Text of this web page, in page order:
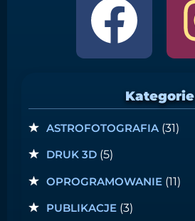
Kategorie
ASTROFOTOGRAFIA (31)
DRUK 3D (5)
OPROGRAMOWANIE (11)
PUBLIKACJE (3)